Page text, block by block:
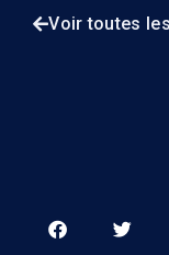
Voir toutes